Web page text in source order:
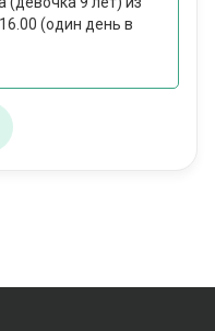
(один день в